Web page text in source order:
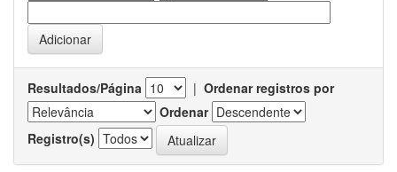
Resultados/Página | Ordenar registros por
Ordenar
Registro(s)